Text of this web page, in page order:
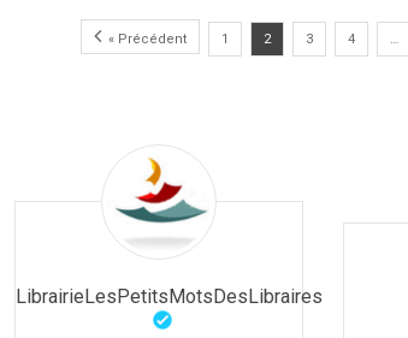
« Précédent 1 2 3 4 …
LibrairieLesPetitsMotsDesLibraires